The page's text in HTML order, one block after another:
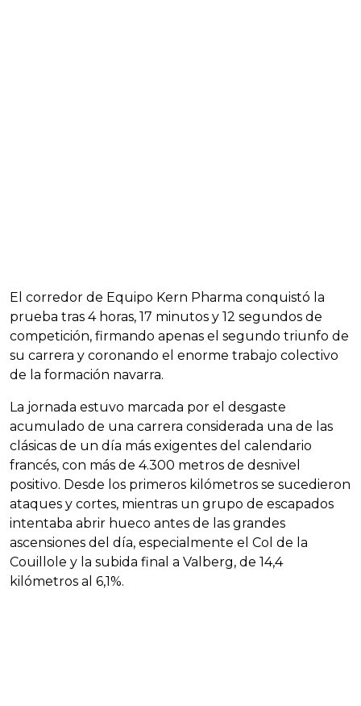
El corredor de Equipo Kern Pharma conquistó la
prueba tras 4 horas, 17 minutos y 12 segundos de
competición, firmando apenas el segundo triunfo de
su carrera y coronando el enorme trabajo colectivo
de la formación navarra.
La jornada estuvo marcada por el desgaste
acumulado de una carrera considerada una de las
clásicas de un día más exigentes del calendario
francés, con más de 4.300 metros de desnivel
positivo. Desde los primeros kilómetros se sucedieron
ataques y cortes, mientras un grupo de escapados
intentaba abrir hueco antes de las grandes
ascensiones del día, especialmente el Col de la
Couillole y la subida final a Valberg, de 14,4
kilómetros al 6,1%.